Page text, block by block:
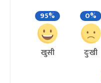
95%
खुसी
0%
दुःखी